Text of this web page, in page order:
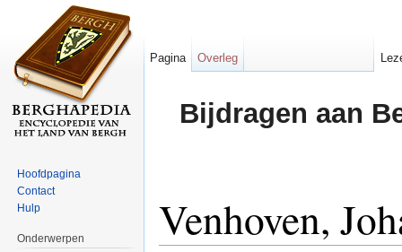
Bijdragen aan
Venhoven,
Pagina Overleg
Hoofdpagina
Contact
Hulp
Onderwerpen